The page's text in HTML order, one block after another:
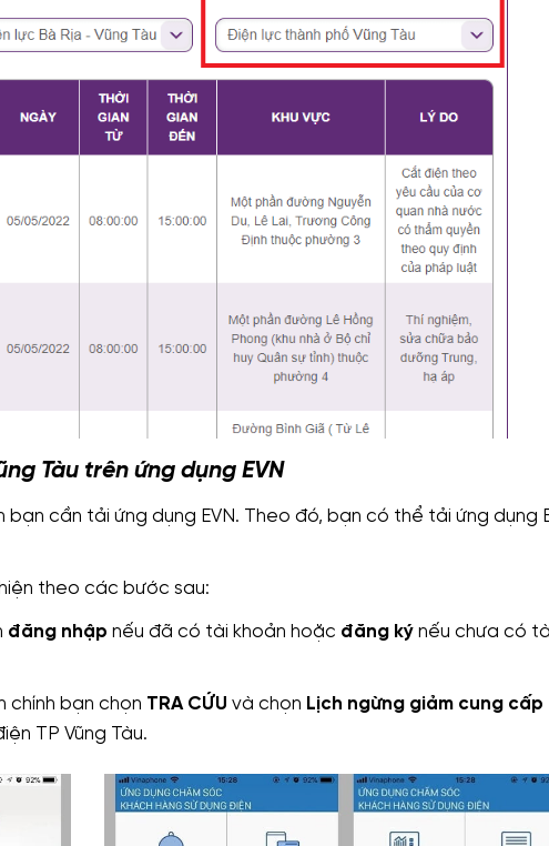
Tàu trên ứng dụng EVN
cần tải ứng dụng EVN. Theo đó, bạn có thể tải ứng dụng
theo các bước sau:
đăng nhập nếu đã có tài khoản hoặc đăng ký nếu chưa có
chính bạn chọn TRA CỨU và chọn Lịch ngừng giảm cung cấp
TP Vũng Tàu.